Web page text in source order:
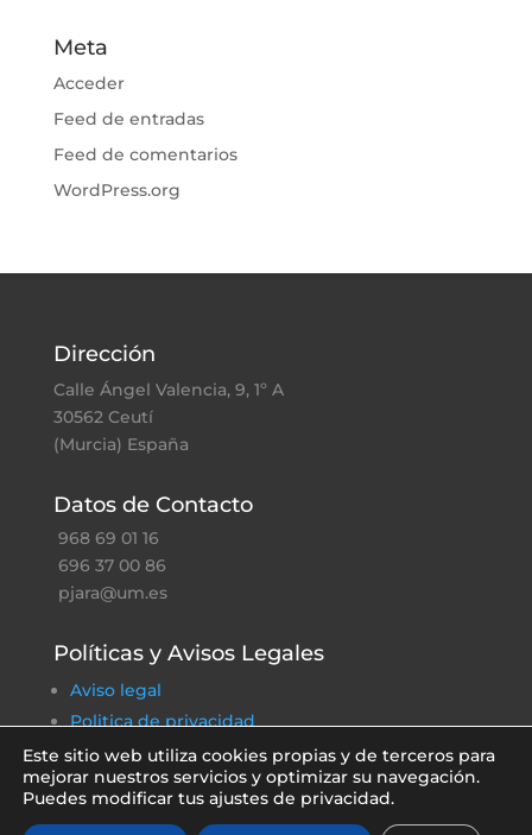
Meta
Acceder
Feed de entradas
Feed de comentarios
WordPress.org
Dirección
Calle Ángel Valencia, 9, 1º A
30562 Ceutí
(Murcia) España
Datos de Contacto
968 69 01 16
696 37 00 86
pjara@um.es
Políticas y Avisos Legales
Aviso legal
Politica de privacidad
Política de cookies
Política ambiental
Este sitio web utiliza cookies propias y de terceros para
mejorar nuestros servicios y optimizar su navegación.
Puedes modificar tus ajustes de privacidad.